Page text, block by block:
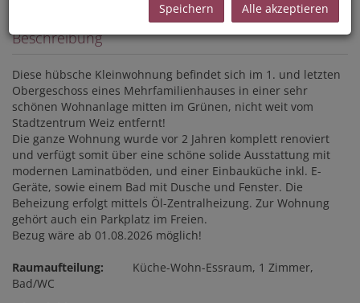
Beschreibung
Diese hübsche Kleinwohnung befindet sich im 1. und letzten
Obergeschoss eines Mehrfamilienhauses in einer sehr
schönen Wohnanlage mitten im Grünen, nicht weit vom
Stadtzentrum Weiz entfernt!
Die ganze Wohnung wurde vor 2 Jahren komplett renoviert
und verfügt somit über eine schöne solide Ausstattung mit
modernen Laminatböden, und einer Einbauküche inkl. E-
Geräte, sowie einem Bad mit Dusche und Fenster. Die
Beheizung erfolgt mittels Öl-Zentralheizung. Zur Wohnung
gehört auch ein Parkplatz im Freien.
Bezug wäre ab 01.08.2026 möglich!
Raumaufteilung:
Küche-Wohn-Essraum, 1 Zimmer,
Bad/WC
Speichern Alle akzeptieren